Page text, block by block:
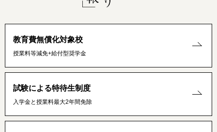
教育費無償化対象校
授業料等減免+給付型奨学金
試験による特待生制度
入学金と授業料最大2年間免除